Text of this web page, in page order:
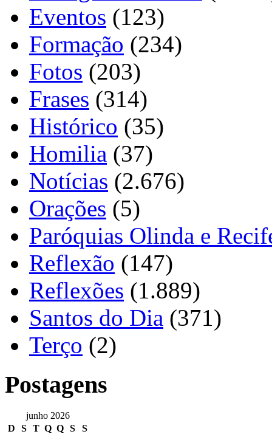
Eventos (123)
Formação (234)
Fotos (203)
Frases (314)
Histórico (35)
Homilia (37)
Notícias (2.676)
Orações (5)
Paróquias Olinda e
Reflexão (147)
Reflexões (1.889)
Santos do Dia (371)
Terço (2)
Postagens
junho 2026
D
S T Q Q S
S